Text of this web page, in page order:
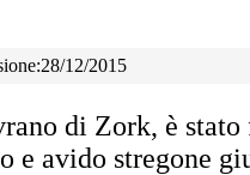
12/2015
di Zork, è
e avido stregone